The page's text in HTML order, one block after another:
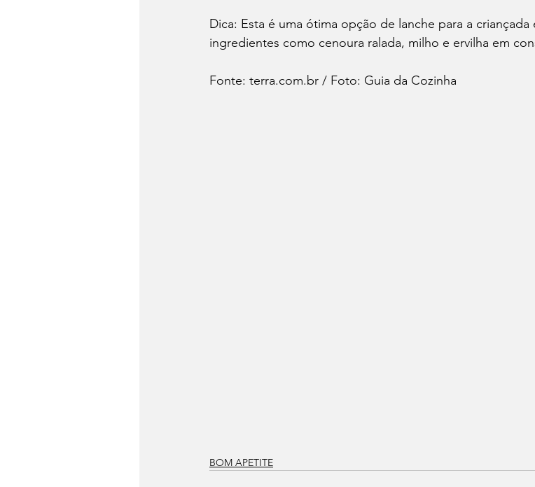
Dica: Esta é uma ótima opção de lanche para a
ingredientes como cenoura ralada, milho e ervilha em
Fonte: terra.com.br / Foto: Guia da Cozinha
BOM APETITE